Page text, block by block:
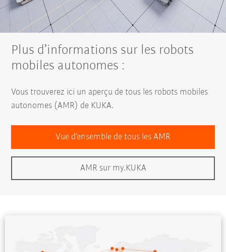
Plus d’informations sur les robots
mobiles autonomes :
Vous trouverez ici un aperçu de tous les robots mobiles
autonomes (AMR) de KUKA.
Vue d’ensemble de tous les AMR
AMR sur my.KUKA